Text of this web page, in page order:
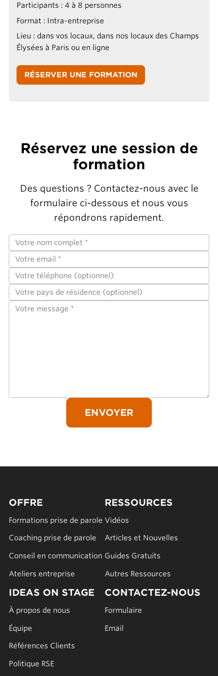
Participants : 4 à 8 personnes
Format : Intra-entreprise
Lieu : dans vos locaux, dans nos locaux des Champs
Élysées à Paris ou en ligne
RÉSERVER UNE FORMATION
Réservez une session de
formation
Des questions ? Contactez-nous avec le
formulaire ci-dessous et nous vous
répondrons rapidement.
OFFRE
Formations prise de parole
Coaching prise de parole
Conseil en communication
Ateliers entreprise
RESSOURCES
Vidéos
Articles et Nouvelles
Guides Gratuits
Autres Ressources
IDEAS ON STAGE
À propos de nous
Équipe
Références Clients
Politique RSE
CONTACTEZ-NOUS
Formulaire
Email